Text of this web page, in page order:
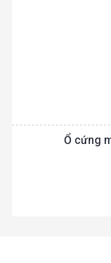
Ổ cứng